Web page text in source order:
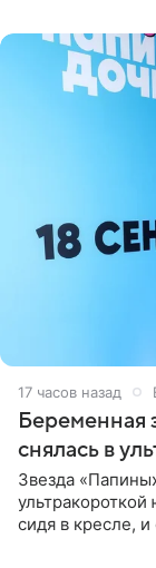
17 часов назад
Беременная
снялась в
Звезда
сидя в кресле,